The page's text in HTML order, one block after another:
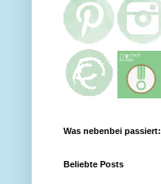
Was nebenbei passiert:
Beliebte Posts